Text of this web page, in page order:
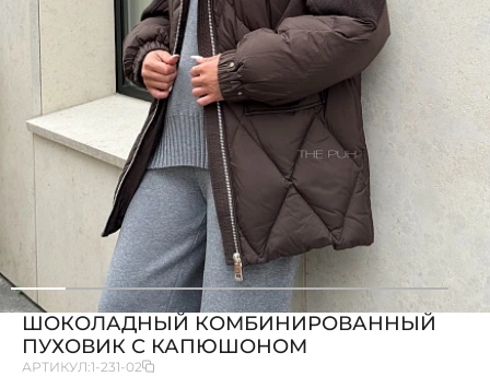
ШОКОЛАДНЫЙ КОМБИНИРОВАННЫЙ
ПУХОВИК С КАПЮШОНОМ
АРТИКУЛ:1-231-02